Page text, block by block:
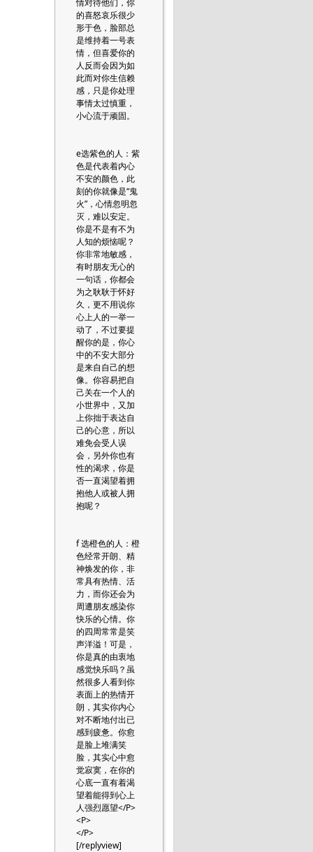
情对待他们，你
的喜怒哀乐很少
形于色，脸部总
是维持着一号表
情，但喜爱你的
人反而会因为如
此而对你生信赖
感，只是你处理
事情太过慎重，
小心流于顽固。
e选紫色的人：紫
色是代表着内心
不安的颜色，此
刻的你就像是“鬼
火”，心情忽明忽
灭，难以安定。
你是不是有不为
人知的烦恼呢？
你非常地敏感，
有时朋友无心的
一句话，你都会
为之耿耿于怀好
久，更不用说你
心上人的一举一
动了，不过要提
醒你的是，你心
中的不安大部分
是来自自己的想
像。你容易把自
己关在一个人的
小世界中，又加
上你拙于表达自
己的心意，所以
难免会受人误
会，另外你也有
性的渴求，你是
否一直渴望着拥
抱他人或被人拥
抱呢？
f 选橙色的人：橙
色经常开朗、精
神焕发的你，非
常具有热情、活
力，而你还会为
周遭朋友感染你
快乐的心情。你
的四周常常是笑
声洋溢！可是，
你是真的由衷地
感觉快乐吗？虽
然很多人看到你
表面上的热情开
朗，其实你内心
对不断地付出已
感到疲惫。你愈
是脸上堆满笑
脸，其实心中愈
觉寂寞，在你的
心底一直有着渴
望着能得到心上
人强烈愿望</P>
<P>
</P>
[/replyview]